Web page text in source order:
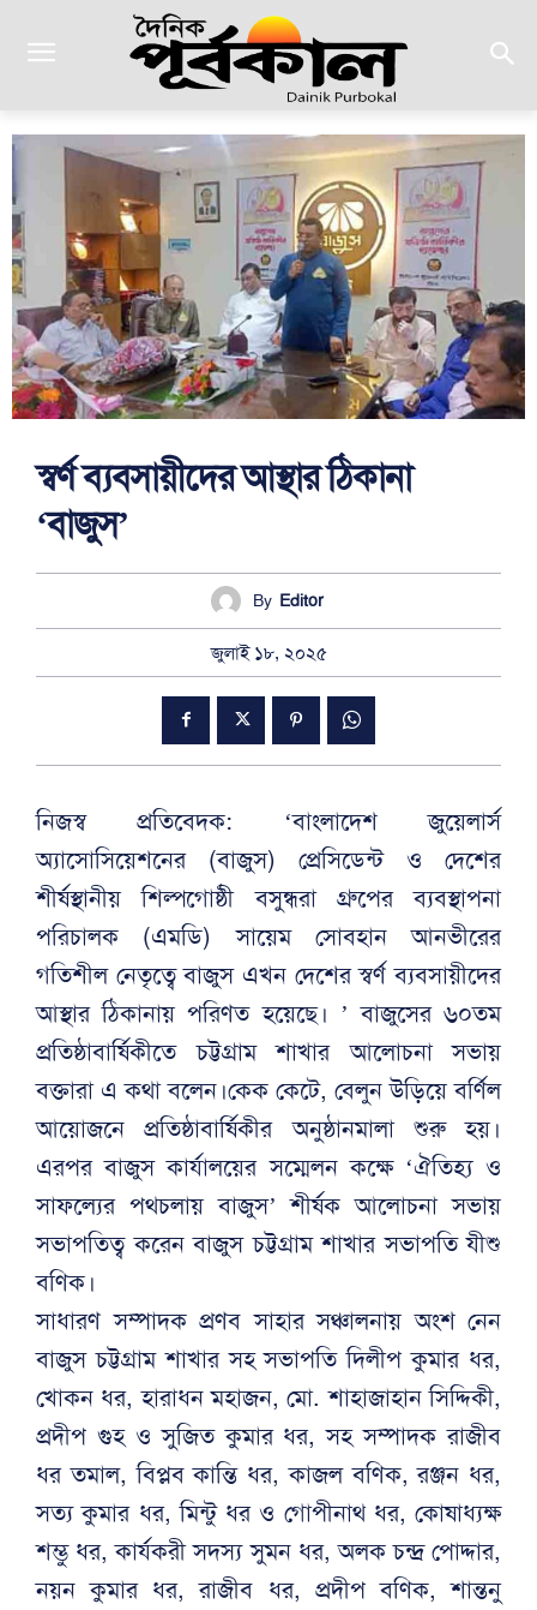
স্বর্ণ ব্যবসায়ীদের আস্থার ঠিকানা
‘বাজুস’
By Editor
জুলাই ১৮, ২০২৫
নিজস্ব প্রতিবেদক: ‘বাংলাদেশ জুয়েলার্স
অ্যাসোসিয়েশনের (বাজুস) প্রেসিডেন্ট ও দেশের
শীর্ষস্থানীয় শিল্পগোষ্ঠী বসুন্ধরা গ্রুপের ব্যবস্থাপনা
পরিচালক (এমডি) সায়েম সোবহান আনভীরের
গতিশীল নেতৃত্বে বাজুস এখন দেশের স্বর্ণ ব্যবসায়ীদের
আস্থার ঠিকানায় পরিণত হয়েছে। ’ বাজুসের ৬০তম
প্রতিষ্ঠাবার্ষিকীতে চট্টগ্রাম শাখার আলোচনা সভায়
বক্তারা এ কথা বলেন।কেক কেটে, বেলুন উড়িয়ে বর্ণিল
আয়োজনে প্রতিষ্ঠাবার্ষিকীর অনুষ্ঠানমালা শুরু হয়।
এরপর বাজুস কার্যালয়ের সম্মেলন কক্ষে ‘ঐতিহ্য ও
সাফল্যের পথচলায় বাজুস’ শীর্ষক আলোচনা সভায়
সভাপতিত্ব করেন বাজুস চট্টগ্রাম শাখার সভাপতি যীশু
বণিক।
সাধারণ সম্পাদক প্রণব সাহার সঞ্চালনায় অংশ নেন
বাজুস চট্টগ্রাম শাখার সহ সভাপতি দিলীপ কুমার ধর,
খোকন ধর, হারাধন মহাজন, মো. শাহাজাহান সিদ্দিকী,
প্রদীপ গুহ ও সুজিত কুমার ধর, সহ সম্পাদক রাজীব
ধর তমাল, বিপ্লব কান্তি ধর, কাজল বণিক, রঞ্জন ধর,
সত্য কুমার ধর, মিন্টু ধর ও গোপীনাথ ধর, কোষাধ্যক্ষ
শম্ভু ধর, কার্যকরী সদস্য সুমন ধর, অলক চন্দ্র পোদ্দার,
নয়ন কুমার ধর, রাজীব ধর, প্রদীপ বণিক, শান্তনু